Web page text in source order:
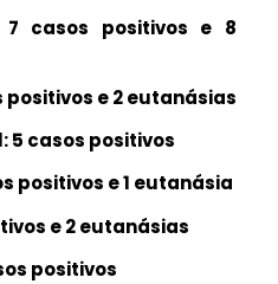
7 casos positivos e 8
positivos e 2 eutanásias
5 casos positivos
positivos e 1 eutanásia
e 2 eutanásias
positivos